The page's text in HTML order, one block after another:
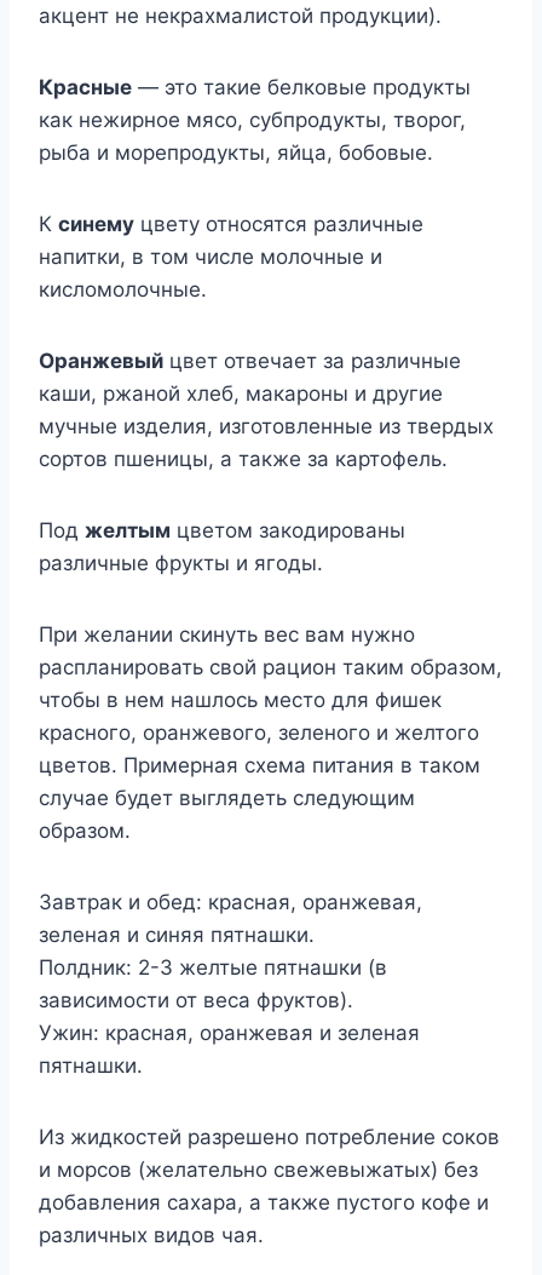
акцент не некрахмалистой продукции).
Красные — это такие белковые продукты
как нежирное мясо, субпродукты, творог,
рыба и морепродукты, яйца, бобовые.
К синему цвету относятся различные
напитки, в том числе молочные и
кисломолочные.
Оранжевый цвет отвечает за различные
каши, ржаной хлеб, макароны и другие
мучные изделия, изготовленные из твердых
сортов пшеницы, а также за картофель.
Под желтым цветом закодированы
различные фрукты и ягоды.
При желании скинуть вес вам нужно
распланировать свой рацион таким образом,
чтобы в нем нашлось место для фишек
красного, оранжевого, зеленого и желтого
цветов. Примерная схема питания в таком
случае будет выглядеть следующим
образом.
Завтрак и обед: красная, оранжевая,
зеленая и синяя пятнашки.
Полдник: 2-3 желтые пятнашки (в
зависимости от веса фруктов).
Ужин: красная, оранжевая и зеленая
пятнашки.
Из жидкостей разрешено потребление соков
и морсов (желательно свежевыжатых) без
добавления сахара, а также пустого кофе и
различных видов чая.